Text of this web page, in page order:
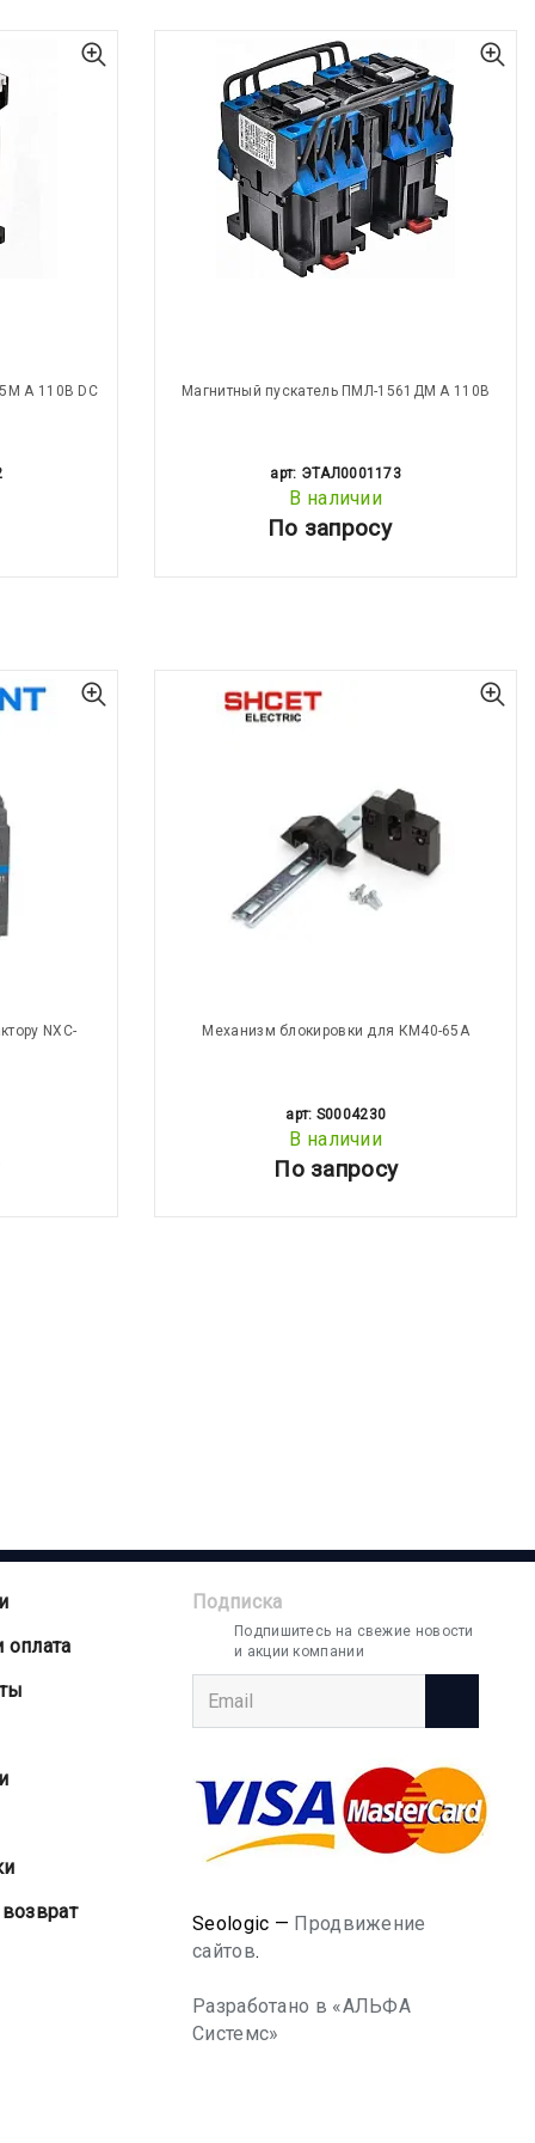
А 110В DC Магнитный пускатель ПМЛ-1561ДМ А 110В
арт: ЭТАЛ0001173
В наличии
По запросу
NXC-
Механизм блокировки для КМ40-65А
арт: S0004230
В наличии
По запросу
Подписка
Подпишитесь на свежие новости
и акции компании
Seologic — Продвижение
сайтов.
Разработано в «АЛЬФА
Системс»
оплата